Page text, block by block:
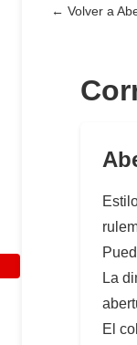
← Volver a
La
El